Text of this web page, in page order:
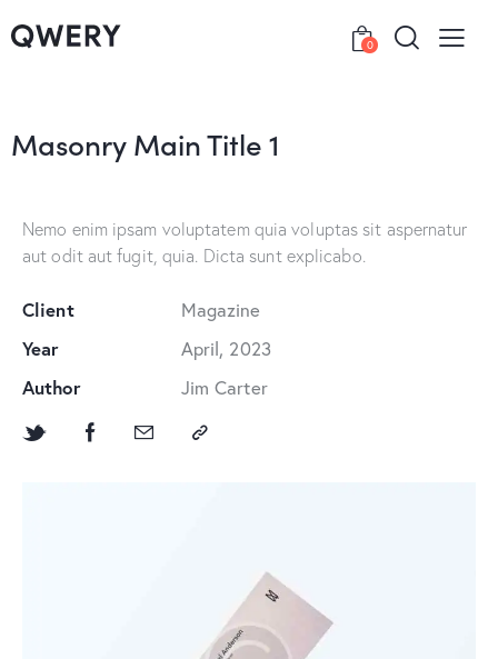
0
Masonry Main Title 1
Nemo enim ipsam voluptatem quia voluptas sit aspernatur
aut odit aut fugit, quia. Dicta sunt explicabo.
Client
Magazine
Year
April, 2023
Author
Jim Carter